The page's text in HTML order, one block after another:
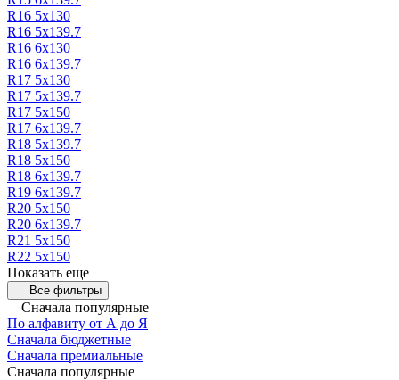
R16 5х130
R16 5х139.7
R16 6х130
R16 6х139.7
R17 5х130
R17 5х139.7
R17 5х150
R17 6х139.7
R18 5х139.7
R18 5х150
R18 6х139.7
R19 6х139.7
R20 5х150
R20 6х139.7
R21 5х150
R22 5х150
Показать еще
Все фильтры
Сначала популярные
По алфавиту от А до Я
Сначала бюджетные
Сначала премиальные
Сначала популярные